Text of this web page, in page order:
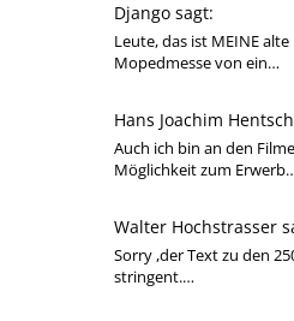
Django sagt:
Leute, das ist MEINE
Mopedmesse von ein…
Hans Joachim
Auch ich bin an den
Möglichkeit zum
Walter Hochstrasser
Sorry ,der Text zu den
stringent.…